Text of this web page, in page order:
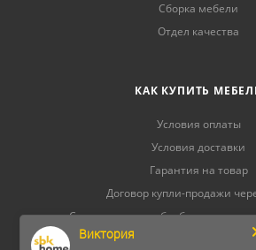
Сборка мебели
Отдел качества
КАК КУПИТЬ
Условия оплаты
Условия доставки
Гарантия на товар
Договор купли-продажи
Соглашение на обработку
Виктория